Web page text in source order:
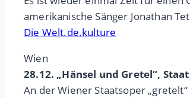
amerikanische Sänger Jonathan
Die Welt.de.kulture
Wien
28.12. „Hänsel und Gretel“,
An der Wiener Staatsoper